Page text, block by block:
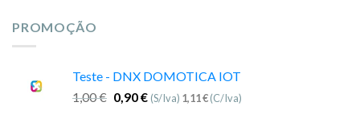
PROMOÇÃO
Teste - DNX DOMOTICA IOT
1,00€ 0,90€ (S/Iva) 1,11€(C/Iva)